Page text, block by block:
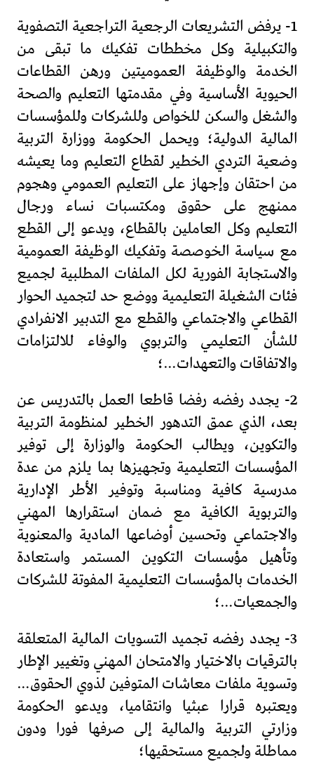
1- يرفض التشريعات الرجعية التراجعية التصفوية
والتكبيلية وكل مخططات تفكيك ما تبقى من
الخدمة والوظيفة العموميتين ورهن القطاعات
الحيوية الأساسية وفي مقدمتها التعليم والصحة
والشغل والسكن للخواص وللشركات وللمؤسسات
المالية الدولية؛ ويحمل الحكومة ووزارة التربية
وضعية التردي الخطير لقطاع التعليم وما يعيشه
من احتقان وإجهاز على التعليم العمومي وهجوم
ممنهج على حقوق ومكتسبات نساء ورجال
التعليم وكل العاملين بالقطاع، ويدعو إلى القطع
مع سياسة الخوصصة وتفكيك الوظيفة العمومية
والاستجابة الفورية لكل الملفات المطلبية لجميع
فئات الشغيلة التعليمية ووضع حد لتجميد الحوار
القطاعي والاجتماعي والقطع مع التدبير الانفرادي
للشأن التعليمي والتربوي والوفاء للالتزامات
والاتفاقات والتعهدات…؛
2- يجدد رفضه رفضا قاطعا العمل بالتدريس عن
بعد، الذي عمق التدهور الخطير لمنظومة التربية
والتكوين، ويطالب الحكومة والوزارة إلى توفير
المؤسسات التعليمية وتجهيزها بما يلزم من عدة
مدرسية كافية ومناسبة وتوفير الأطر الإدارية
والتربوية الكافية مع ضمان استقرارها المهني
والاجتماعي وتحسين أوضاعها المادية والمعنوية
وتأهيل مؤسسات التكوين المستمر واستعادة
الخدمات بالمؤسسات التعليمية المفوتة للشركات
والجمعيات…؛
3- يجدد رفضه تجميد التسويات المالية المتعلقة
بالترقيات بالاختيار والامتحان المهني وتغيير الإطار
وتسوية ملفات معاشات المتوفين لذوي الحقوق…
ويعتبره قرارا عبثيا وانتقاميا، ويدعو الحكومة
وزارتي التربية والمالية إلى صرفها فورا ودون
مماطلة ولجميع مستحقيها؛